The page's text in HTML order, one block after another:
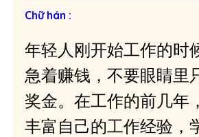
h
p
h
á
â
m
Chữ hán :
年轻人刚开始工作的时
急着赚钱，不要眼睛里
奖金。在工作的前几年
丰富自己的工作经验，